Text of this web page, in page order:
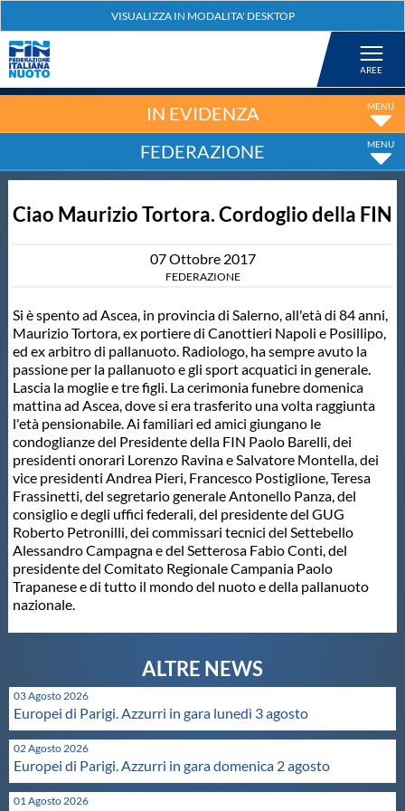
Nuoto
Tuffi
Fondo
Salvamento
Master
Formazione
GUG
Scuole Nuoto
Centri Federali
Area Legislativa
IN EVIDENZA
FEDERAZIONE
Ciao Maurizio Tortora. Cordoglio della FIN
07Ottobre 2017
FEDERAZIONE
Si è spento ad Ascea, in provincia di Salerno, all'età di 84 anni,
Maurizio Tortora, ex portiere di Canottieri Napoli e Posillipo,
ed ex arbitro di pallanuoto. Radiologo, ha sempre avuto la
passione per la pallanuoto e gli sport acquatici in generale.
Lascia la moglie e tre figli. La cerimonia funebre domenica
mattina ad Ascea, dove si era trasferito una volta raggiunta
l'età pensionabile. Ai familiari ed amici giungano le
condoglianze del Presidente della FIN Paolo Barelli, dei
presidenti onorari Lorenzo Ravina e Salvatore Montella, dei
vice presidenti Andrea Pieri, Francesco Postiglione, Teresa
Frassinetti, del segretario generale Antonello Panza, del
consiglio e degli uffici federali, del presidente del GUG
Roberto Petronilli, dei commissari tecnici del Settebello
Alessandro Campagna e del Setterosa Fabio Conti, del
presidente del Comitato Regionale Campania Paolo
Trapanese e di tutto il mondo del nuoto e della pallanuoto
nazionale.
03 Agosto 2026
Europei di Parigi. Azzurri in gara lunedì 3 agosto
02 Agosto 2026
Europei di Parigi. Azzurri in gara domenica 2 agosto
01 Agosto 2026